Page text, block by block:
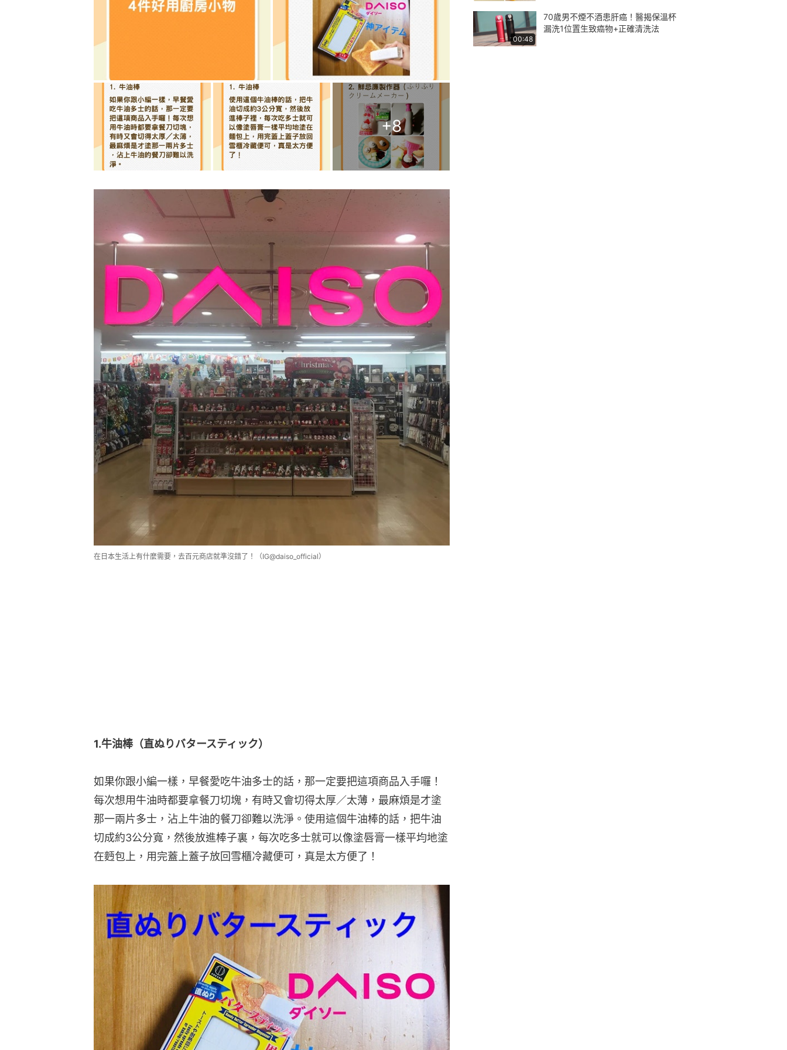
+8
在日本生活上有什麼需要，去百元商店就準沒錯了！（IG@daiso_official）
1.牛油棒（直ぬりバタースティック）
如果你跟小編一樣，早餐愛吃牛油多士的話，那一定要把這項商品入手囉！
每次想用牛油時都要拿餐刀切塊，有時又會切得太厚／太薄，最麻煩是才塗
那一兩片多士，沾上牛油的餐刀卻難以洗淨。使用這個牛油棒的話，把牛油
切成約3公分寬，然後放進棒子裏，每次吃多士就可以像塗唇膏一樣平均地塗
在麪包上，用完蓋上蓋子放回雪櫃冷藏便可，真是太方便了！
00:48
70歲男不煙不酒患肝癌！醫揭保溫杯
漏洗1位置生致癌物+正確清洗法